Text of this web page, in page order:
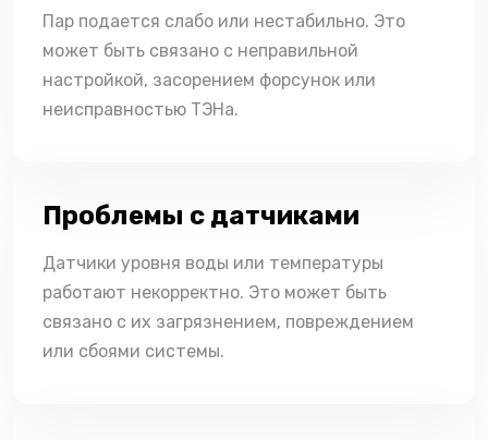
Пар подается слабо или нестабильно. Это
может быть связано с неправильной
настройкой, засорением форсунок или
неисправностью ТЭНа.
Проблемы с датчиками
Датчики уровня воды или температуры
работают некорректно. Это может быть
связано с их загрязнением, повреждением
или сбоями системы.